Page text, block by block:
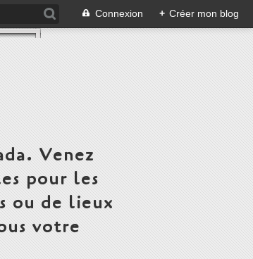
Connexion + Créer mon blog
Venez
pour les
ou de lieux
votre